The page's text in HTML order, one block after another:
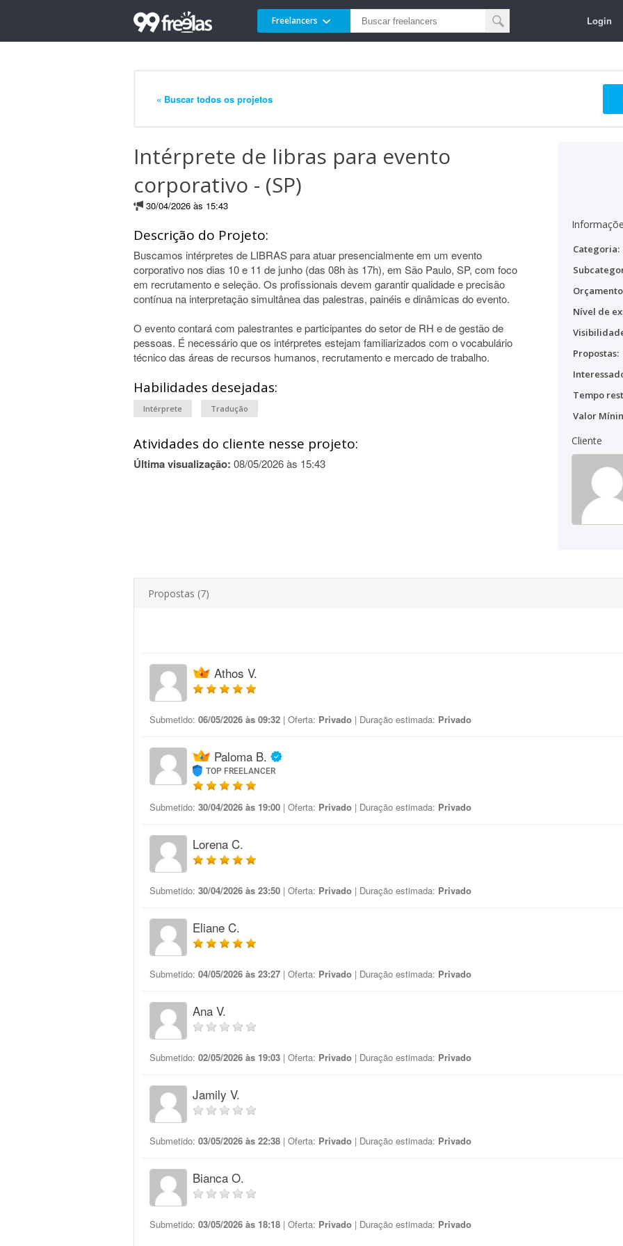
Freelancers Login
« Buscar todos os projetos
Intérprete de libras para evento
corporativo - (SP)
30/04/2026 às 15:43
Descrição do Projeto:
Buscamos intérpretes de LIBRAS para atuar presencialmente em um evento
corporativo nos dias 10 e 11 de junho (das 08h às 17h), em São Paulo, SP, com foco
em recrutamento e seleção. Os profissionais devem garantir qualidade e precisão
contínua na interpretação simultânea das palestras, painéis e dinâmicas do evento.
O evento contará com palestrantes e participantes do setor de RH e de gestão de
pessoas. É necessário que os intérpretes estejam familiarizados com o vocabulário
técnico das áreas de recursos humanos, recrutamento e mercado de trabalho.
Habilidades desejadas:
Intérprete Tradução
Atividades do cliente nesse projeto:
Última visualização: 08/05/2026 às 15:43
Categoria:
Nível de
Propostas:
Tempo
Valor
Cliente
Propostas (7)
Athos V.
Submetido: 06/05/2026 às 09:32 | Oferta: Privado | Duração estimada: Privado
Paloma B.
TOP FREELANCER
Submetido: 30/04/2026 às 19:00 | Oferta: Privado | Duração estimada: Privado
Lorena C.
Submetido: 30/04/2026 às 23:50 | Oferta: Privado | Duração estimada: Privado
Eliane C.
Submetido: 04/05/2026 às 23:27 | Oferta: Privado | Duração estimada: Privado
Ana V.
Submetido: 02/05/2026 às 19:03 | Oferta: Privado | Duração estimada: Privado
Jamily V.
Submetido: 03/05/2026 às 22:38 | Oferta: Privado | Duração estimada: Privado
Bianca O.
Submetido: 03/05/2026 às 18:18 | Oferta: Privado | Duração estimada: Privado